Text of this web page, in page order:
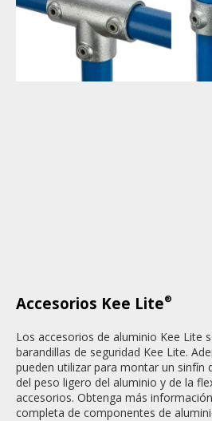
Accesorios Kee Lite®
Los accesorios de aluminio Kee Lite
barandillas de seguridad Kee Lite.
pueden utilizar para montar un sinfín
del peso ligero del aluminio y de la
accesorios. Obtenga más
completa de componentes de